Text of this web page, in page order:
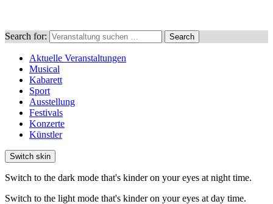
Search for: Search
Aktuelle Veranstaltungen
Musical
Kabarett
Sport
Ausstellung
Festivals
Konzerte
Künstler
Switch skin
Switch to the dark mode that's kinder on your eyes at night time.
Switch to the light mode that's kinder on your eyes at day time.